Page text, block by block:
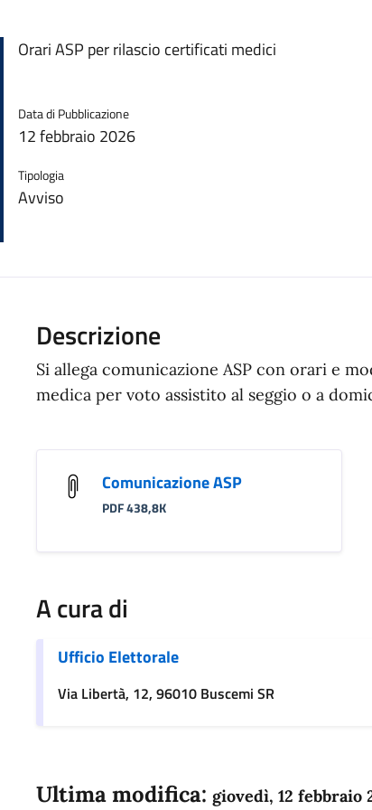
Orari ASP per rilascio certificati medici
Data di Pubblicazione
12 febbraio 2026
Tipologia
Avviso
Si allega comunicazione ASP con orari e
medica per voto assistito al seggio o a
Comunicazione ASP
PDF 438,8K
A cura di
Ufficio Elettorale
Via Libertà, 12, 96010 Buscemi SR
Ultima modifica: giovedì, 12 febbraio